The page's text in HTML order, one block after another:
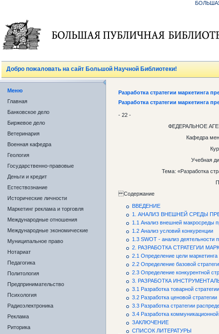
Добро пожаловать на сайт Большой Научной Библиотеки!
Меню
Главная
Банковское дело
Биржевое дело
Ветеринария
Военная кафедра
Геология
Государственно-правовые
Деньги и кредит
Естествознание
Исторические личности
Маркетинг реклама и торговля
Международные отношения
Международные экономические
Муниципальное право
Нотариат
Педагогика
Политология
Предпринимательство
Психология
Радиоэлектроника
Реклама
Риторика
Разработка стратегии маркетинга
Разработка стратегии маркетинга
- 22 -
ФЕДЕРАЛЬНОЕ
Кафедра
Учебная
Тема: «Разработка
Содержание
ВВЕДЕНИЕ
1. АНАЛИЗ ВНЕШНЕЙ СРЕДЫ
1.1 Анализ внешней макросреды
1.2 Анализ условий конкуренции
1.3 SWOT - анализ деятельности
2. РАЗРАБОТКА СТРАТЕГИИ
2.1 Определение цели маркетинга
2.2 Определение базовой
2.3 Определение конкурентной
3. РАЗРАБОТКА
3.1 Разработка товарной
3.2 Разработка ценовой стратегии
3.3 Разработка стратегии
3.4 Разработка коммуникационной
ЗАКЛЮЧЕНИЕ
СПИСОК ЛИТЕРАТУРЫ